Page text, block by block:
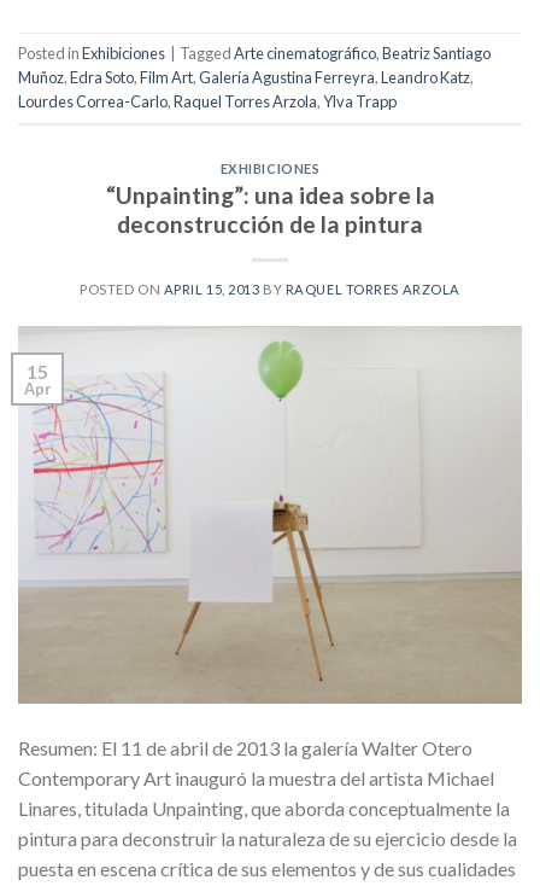
Posted inExhibiciones TaggedArte cinematográfico,Beatriz Santiago
Muñoz,Edra Soto,Film Art,Galería Agustina Ferreyra,Leandro Katz,
Lourdes Correa-Carlo,Raquel Torres Arzola,Ylva Trapp
EXHIBICIONES
“Unpainting”: una idea sobre la
deconstrucción de la pintura
POSTED ON APRIL 15, 2013 BY RAQUEL TORRES ARZOLA
15
Apr
Resumen: El 11 de abril de 2013 la galería Walter Otero
Contemporary Art inauguró la muestra del artista Michael
Linares, titulada Unpainting, que aborda conceptualmente la
pintura para deconstruir la naturaleza de su ejercicio desde la
puesta en escena crítica de sus elementos y de sus cualidades